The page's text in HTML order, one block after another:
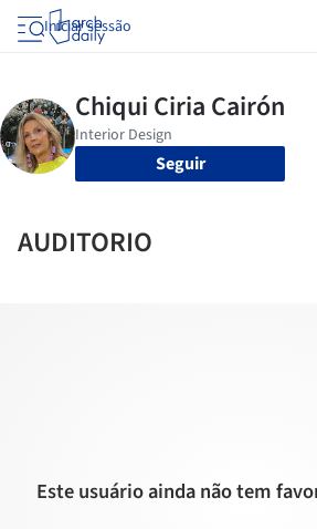
Iniciar sessão
Seguir
AUDITORIO
Este usuário ainda não tem